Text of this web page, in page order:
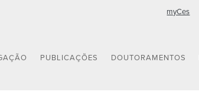
myCes
PUBLICAÇÕES DOUTORAMENTOS